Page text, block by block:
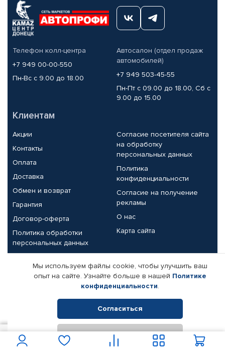
Телефон колл-центра
+7 949 00-00-550
Пн-Вс с 9.00 до 18.00
Автосалон (отдел продаж
автомобилей)
+7 949 503-45-55
Пн-Пт с 09.00 до 18.00, Сб с
9.00 до 15.00
Клиентам
Акции
Контакты
Оплата
Доставка
Обмен и возврат
Гарантия
Договор-оферта
Политика обработки
персональных данных
Согласие посетителя сайта
на обработку
персональных данных
Политика
конфиденциальности
Согласие на получение
рекламы
О нас
Карта сайта
Партнерам
Корпоративным клиентам
Поставщикам
Реквизиты компании
© КАМАЗ ЦЕНТР ДОНЕЦК, 2015-2026. Все права защищены.
Интернет-магазин автомобильных товаров Автопрофи.
Мы используем файлы cookie, чтобы улучшить ваш
опыт на сайте. Узнайте больше в нашей Политике
конфиденциальности.
Согласиться
Отклонить
В корзину